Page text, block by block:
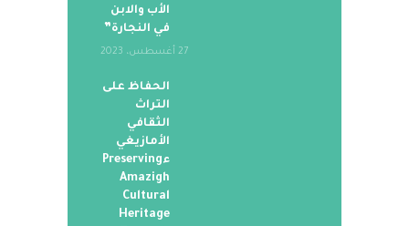
الأب والابن
في النجارة”
27 أغسطس، 2023
الحفاظ على
التراث
الثقافي
الأمازيغي
ءPreserving
Amazigh
Cultural
Heritage